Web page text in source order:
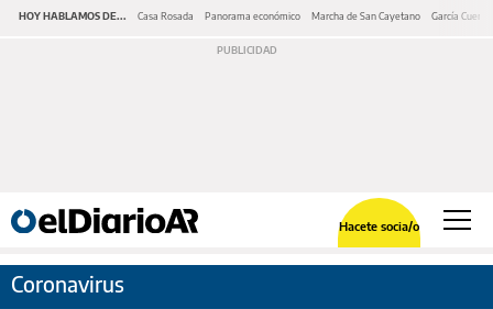
HOY HABLAMOS DE... Casa Rosada Panorama económico Marcha de San Cayetano García Cuerva
Hacete socia/o
Coronavirus